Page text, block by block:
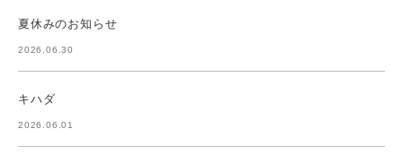
夏休みのお知らせ
2026.06.30
キハダ
2026.06.01